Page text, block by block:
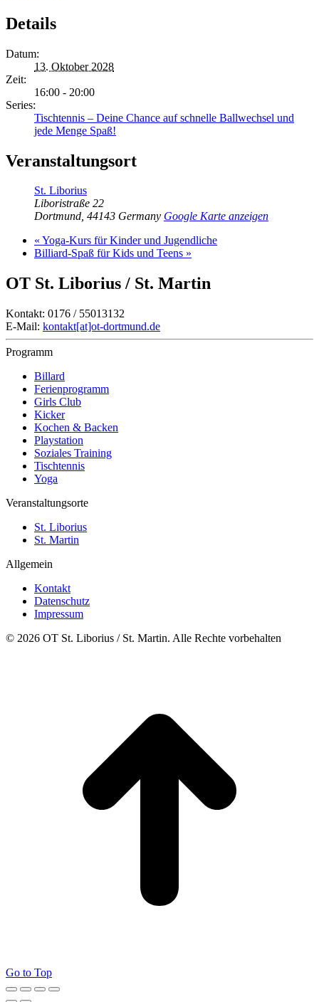
Details
Datum:
13. Oktober 2028
Zeit:
16:00 - 20:00
Series:
Tischtennis – Deine Chance auf schnelle Ballwechsel und
jede Menge Spaß!
Veranstaltungsort
St. Liborius
Liboristraße 22
Dortmund, 44143 Germany Google Karte anzeigen
« Yoga-Kurs für Kinder und Jugendliche
Billiard-Spaß für Kids und Teens »
OT St. Liborius / St. Martin
Kontakt: 0176 / 55013132
E-Mail: kontakt[at]ot-dortmund.de
Programm
Billard
Ferienprogramm
Girls Club
Kicker
Kochen & Backen
Playstation
Soziales Training
Tischtennis
Yoga
Veranstaltungsorte
St. Liborius
St. Martin
Allgemein
Kontakt
Datenschutz
Impressum
© 2026 OT St. Liborius / St. Martin. Alle Rechte vorbehalten
Go to Top